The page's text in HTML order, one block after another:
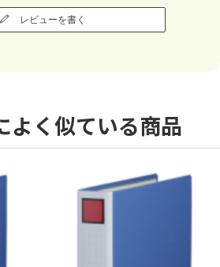
レビューを書く
よく似ている商品